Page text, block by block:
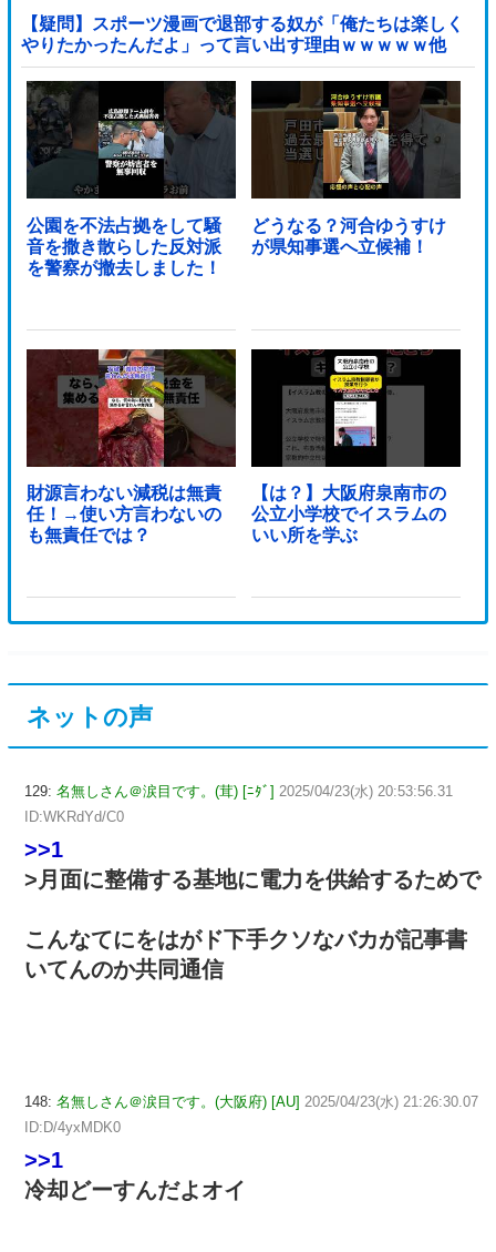
【疑問】スポーツ漫画で退部する奴が「俺たちは楽しく
やりたかったんだよ」って言い出す理由ｗｗｗｗｗ他
公園を不法占拠をして騒
音を撒き散らした反対派
を警察が撤去しました！
どうなる？河合ゆうすけ
が県知事選へ立候補！
財源言わない減税は無責
任！→使い方言わないの
も無責任では？
【は？】大阪府泉南市の
公立小学校でイスラムの
いい所を学ぶ
ネットの声
129: 名無しさん＠涙目です。(茸) [ﾆﾀﾞ] 2025/04/23(水) 20:53:56.31
ID:WKRdYd/C0
>>1
>月面に整備する基地に電力を供給するためで
こんなてにをはがド下手クソなバカが記事書
いてんのか共同通信
148: 名無しさん＠涙目です。(大阪府) [AU] 2025/04/23(水) 21:26:30.07
ID:D/4yxMDK0
>>1
冷却どーすんだよオイ